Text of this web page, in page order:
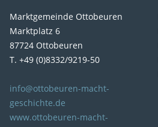
Marktgemeinde Ottobeuren
Marktplatz 6
87724 Ottobeuren
T. +49 (0)8332/9219-50
info@ottobeuren-macht-
geschichte.de
www.ottobeuren-macht-